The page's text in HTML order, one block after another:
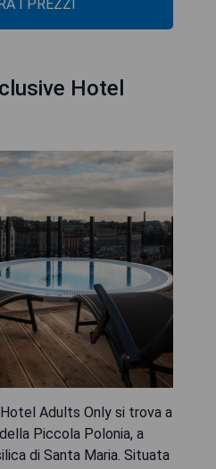
I PREZZI
Hotel
Adults Only si trova a
Piccola Polonia, a
di Santa Maria. Situata